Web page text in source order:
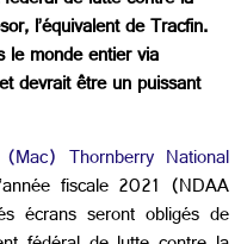
l’équivalent de Tracfin.
le monde entier via
devrait être un puissant
Thornberry National
fiscale 2021 (NDAA
écrans seront obligés de